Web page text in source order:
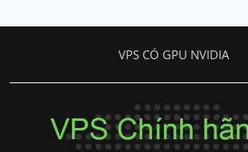
VPS CÓ GPU NVIDIA